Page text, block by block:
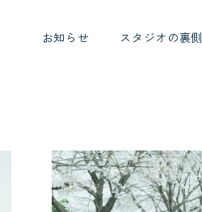
お知らせ スタジオの裏側